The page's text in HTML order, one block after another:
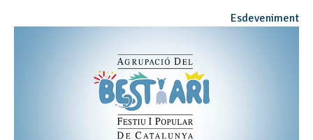
Esdeveniment